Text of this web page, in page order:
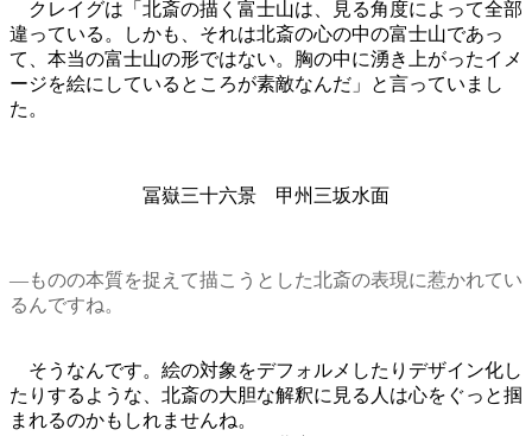
クレイグは「北斎の描く富士山は、見る角度によって全部
違っている。しかも、それは北斎の心の中の富士山であっ
て、本当の富士山の形ではない。胸の中に湧き上がったイメ
ージを絵にしているところが素敵なんだ」と言っていまし
た。
冨嶽三十六景 甲州三坂水面
―ものの本質を捉えて描こうとした北斎の表現に惹かれてい
るんですね。
そうなんです。絵の対象をデフォルメしたりデザイン化し
たりするような、北斎の大胆な解釈に見る人は心をぐっと掴
まれるのかもしれませんね。